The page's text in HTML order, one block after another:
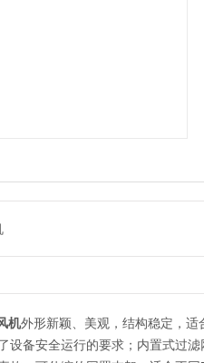
机外形新颖、美观，结构稳定，
设备安全运行的要求；内置式过